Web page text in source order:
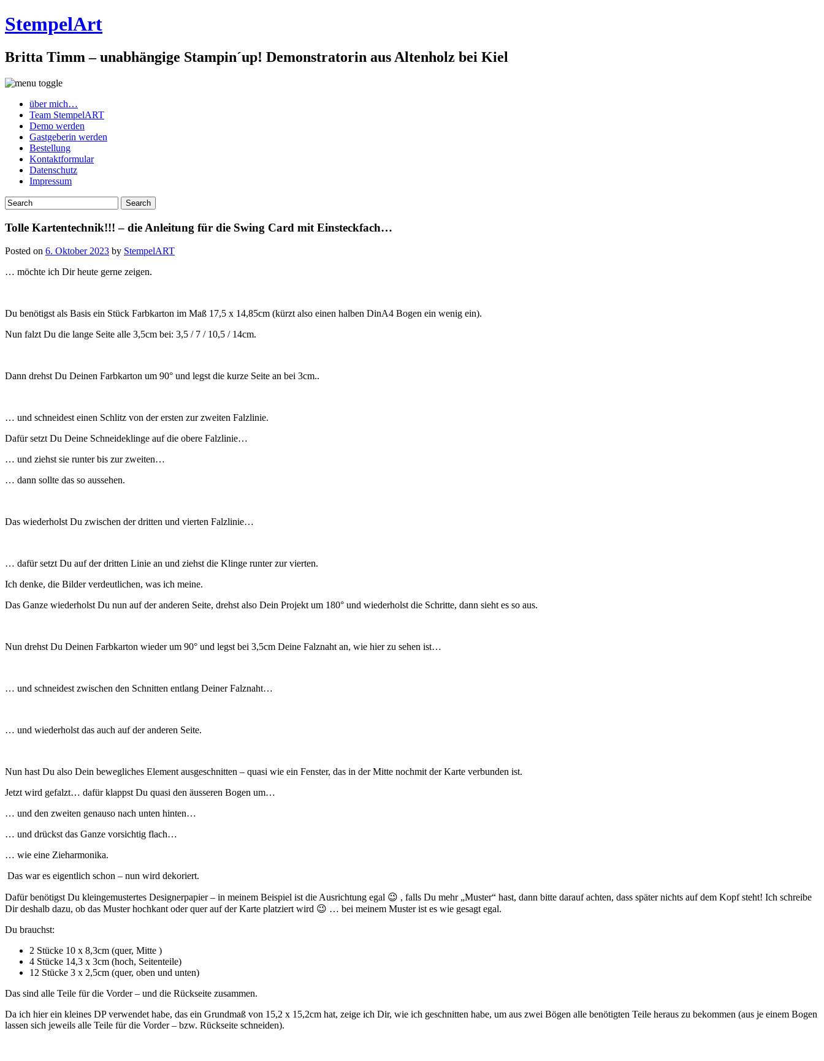
StempelArt
Britta Timm – unabhängige Stampin´up! Demonstratorin aus Altenholz bei Kiel
über mich…
Team StempelART
Demo werden
Gastgeberin werden
Bestellung
Kontaktformular
Datenschutz
Impressum
Tolle Kartentechnik!!! – die Anleitung für die Swing Card mit Einsteckfach…
Posted on 6. Oktober 2023 by StempelART
… möchte ich Dir heute gerne zeigen.
Du benötigst als Basis ein Stück Farbkarton im Maß 17,5 x 14,85cm (kürzt also einen halben DinA4 Bogen ein wenig ein).
Nun falzt Du die lange Seite alle 3,5cm bei: 3,5 / 7 / 10,5 / 14cm.
Dann drehst Du Deinen Farbkarton um 90° und legst die kurze Seite an bei 3cm..
… und schneidest einen Schlitz von der ersten zur zweiten Falzlinie.
Dafür setzt Du Deine Schneideklinge auf die obere Falzlinie…
… und ziehst sie runter bis zur zweiten…
… dann sollte das so aussehen.
Das wiederholst Du zwischen der dritten und vierten Falzlinie…
… dafür setzt Du auf der dritten Linie an und ziehst die Klinge runter zur vierten.
Ich denke, die Bilder verdeutlichen, was ich meine.
Das Ganze wiederholst Du nun auf der anderen Seite, drehst also Dein Projekt um 180° und wiederholst die Schritte, dann sieht es so aus.
Nun drehst Du Deinen Farbkarton wieder um 90° und legst bei 3,5cm Deine Falznaht an, wie hier zu sehen ist…
… und schneidest zwischen den Schnitten entlang Deiner Falznaht…
… und wiederholst das auch auf der anderen Seite.
Nun hast Du also Dein bewegliches Element ausgeschnitten – quasi wie ein Fenster, das in der Mitte nochmit der Karte verbunden ist.
Jetzt wird gefalzt… dafür klappst Du quasi den äusseren Bogen um…
… und den zweiten genauso nach unten hinten…
… und drückst das Ganze vorsichtig flach…
… wie eine Zieharmonika.
Das war es eigentlich schon – nun wird dekoriert.
Dafür benötigst Du kleingemustertes Designerpapier – in meinem Beispiel ist die Ausrichtung egal 😉 , falls Du mehr „Muster“ hast, dann bitte darauf achten, dass später nichts auf dem Kopf steht! Ich schreibe
Dir deshalb dazu, ob das Muster hochkant oder quer auf der Karte platziert wird 😉 … bei meinem Muster ist es wie gesagt egal.
Du brauchst:
2 Stücke 10 x 8,3cm (quer, Mitte )
4 Stücke 14,3 x 3cm (hoch, Seitenteile)
12 Stücke 3 x 2,5cm (quer, oben und unten)
Das sind alle Teile für die Vorder – und die Rückseite zusammen.
Da ich hier ein kleines DP verwendet habe, das ein Grundmaß von 15,2 x 15,2cm hat, zeige ich Dir, wie ich geschnitten habe, um aus zwei Bögen alle benötigten Teile heraus zu bekommen (aus je einem Bogen
lassen sich jeweils alle Teile für die Vorder – bzw. Rückseite schneiden).